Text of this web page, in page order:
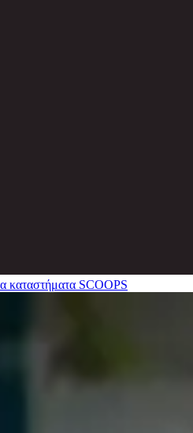
καταστήματα SCOOPS